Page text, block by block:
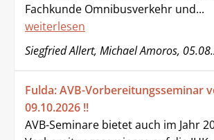
Fachkunde Omnibusverkehr und...
weiterlesen
Siegfried Allert, Michael Amoros,
Fulda: AVB-Vorbereitungsseminar
09.10.2026 !!
AVB-Seminare bietet auch im Jahr